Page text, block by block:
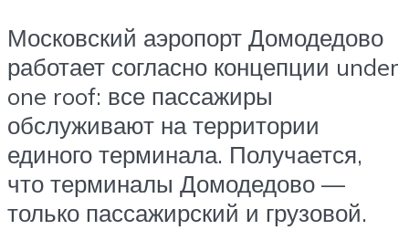
Московский аэропорт Домодедово
работает согласно концепции under
one roof: все пассажиры
обслуживают на территории
единого терминала. Получается,
что терминалы Домодедово —
только пассажирский и грузовой.